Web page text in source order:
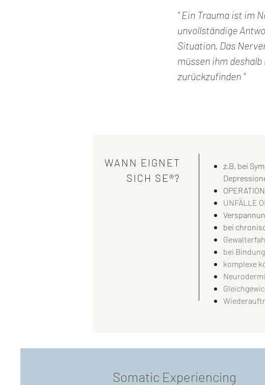
" Ein Trauma ist im
unvollständige
Situation. Das
müssen ihm
zurückzufinden "
WANN EIGNET
SICH SE®?
z.B. bei
​UNFÄLLE
bei
bei
komplexe
Somatic Experiencing